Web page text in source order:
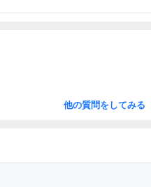
他の質問をしてみる